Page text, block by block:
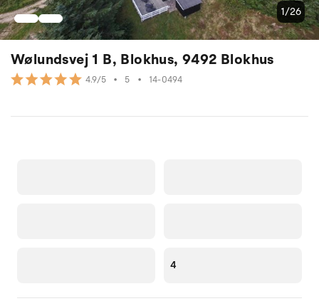
Wølundsvej 1 B, Blokhus, 9492 Blokhus
4.9/5 • 5 • 14-0494
1/26
4